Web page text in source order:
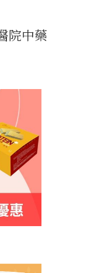
院中藥